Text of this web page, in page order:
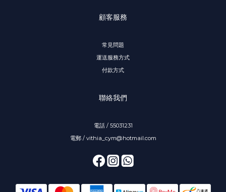
顧客服務
常見問題
運送服務方式
付款方式
聯絡我們
電話 / 55031231
電郵 / vithia_cym@hotmail.com